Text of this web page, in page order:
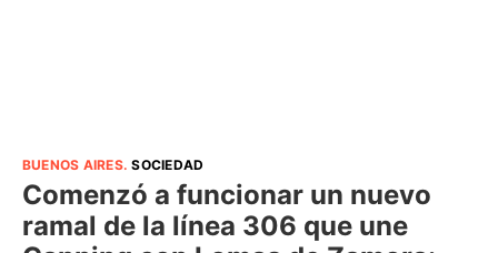
BUENOS AIRES.SOCIEDAD
Comenzó a funcionar un nuevo
ramal de la línea 306 que une